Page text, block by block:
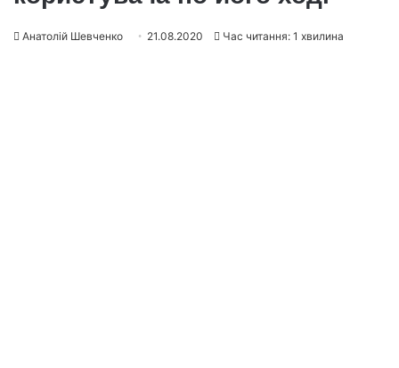
Анатолій Шевченко 21.08.2020 Час читання: 1 хвилина